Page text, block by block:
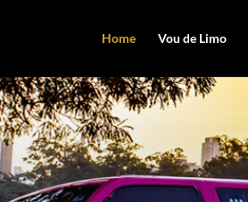
Home Vou de Limo